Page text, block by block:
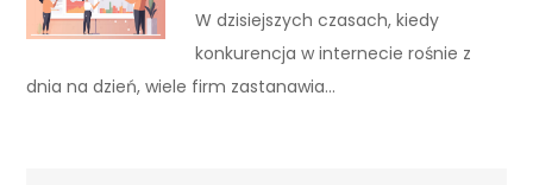
W dzisiejszych czasach, kiedy
konkurencja w internecie rośnie z
dnia na dzień, wiele firm zastanawia…